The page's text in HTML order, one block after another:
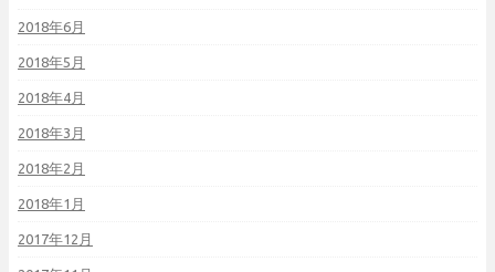
2018年6月
2018年5月
2018年4月
2018年3月
2018年2月
2018年1月
2017年12月